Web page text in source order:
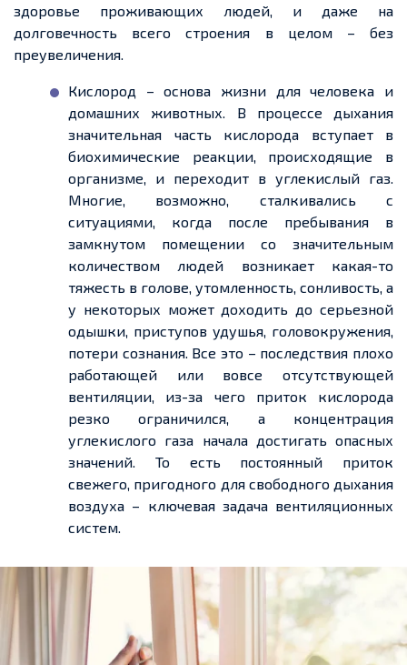
здоровье проживающих людей, и даже на
долговечность всего строения в целом – без
преувеличения.
Кислород – основа жизни для человека и
домашних животных. В процессе дыхания
значительная часть кислорода вступает в
биохимические реакции, происходящие в
организме, и переходит в углекислый газ.
Многие, возможно, сталкивались с
ситуациями, когда после пребывания в
замкнутом помещении со значительным
количеством людей возникает какая-то
тяжесть в голове, утомленность, сонливость, а
у некоторых может доходить до серьезной
одышки, приступов удушья, головокружения,
потери сознания. Все это – последствия плохо
работающей или вовсе отсутствующей
вентиляции, из-за чего приток кислорода
резко ограничился, а концентрация
углекислого газа начала достигать опасных
значений. То есть постоянный приток
свежего, пригодного для свободного дыхания
воздуха – ключевая задача вентиляционных
систем.